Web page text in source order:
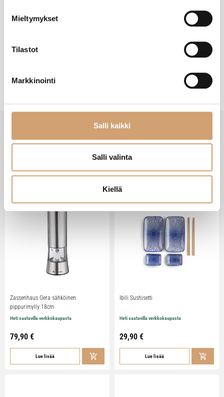
Mieltymykset
Tilastot
Markkinointi
Salli kaikki
Salli valinta
Kiellä
Oliko tämä arvostelu hyödyllinen? 11 kuukautta sitten
VIIMEISIMMÄT TUOTTEET
Zassenhaus Gera sähköinen
pippurimylly 18cm
Heti saatavilla verkkokaupasta
79,90 €
Lue lisää
Ibili Sushisetti
Heti saatavilla verkkokaupasta
29,90 €
Lue lisää